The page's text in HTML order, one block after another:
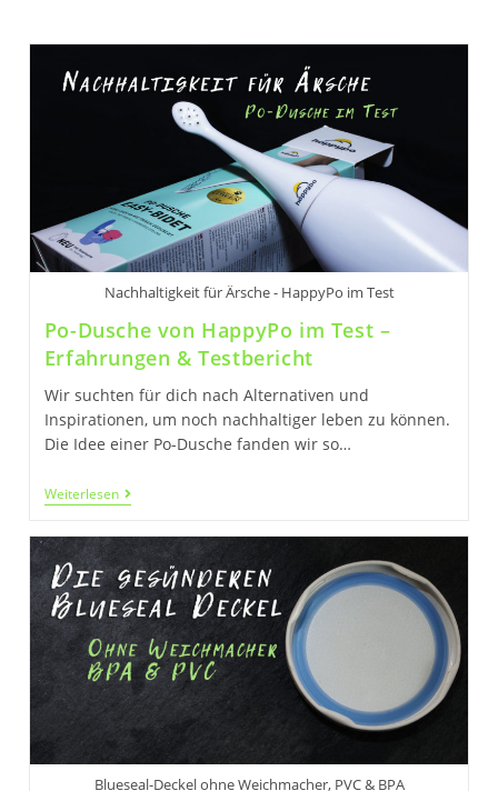
Nachhaltigkeit für Ärsche - HappyPo im Test
Po-Dusche von HappyPo im Test –
Erfahrungen & Testbericht
Wir suchten für dich nach Alternativen und
Inspirationen, um noch nachhaltiger leben zu können.
Die Idee einer Po-Dusche fanden wir so…
WeiterlesenPo-
Dusche
HappyPo
Im
Test
–
Erfahrungen
&
Testbericht
Blueseal-Deckel ohne Weichmacher, PVC & BPA